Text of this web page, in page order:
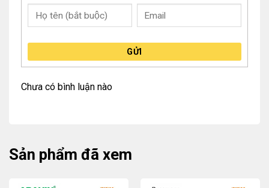
GỬI
Chưa có bình luận nào
Sản phẩm đã xem